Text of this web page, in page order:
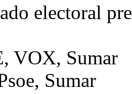
electoral
VOX, Sumar
Sumar